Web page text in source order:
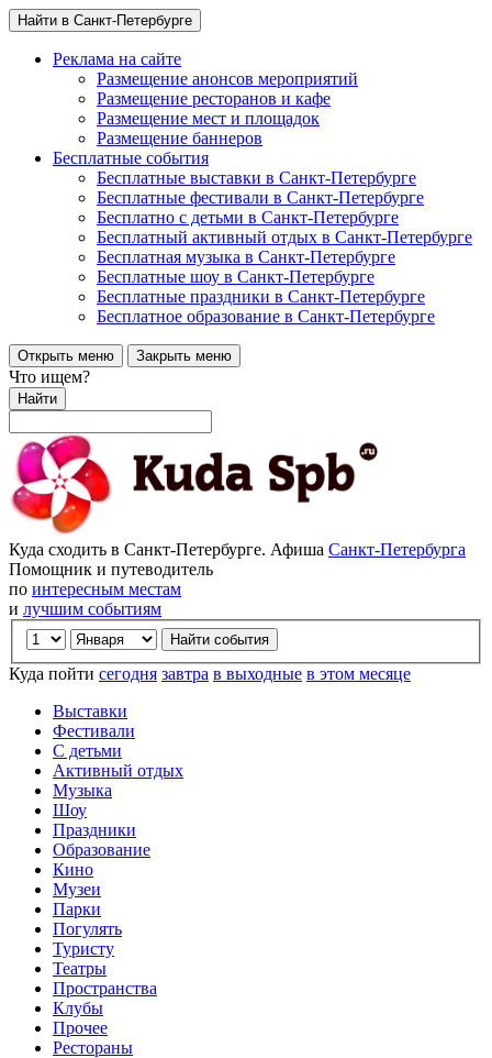
Найти в Санкт-Петербурге
Реклама на сайте
Размещение анонсов мероприятий
Размещение ресторанов и кафе
Размещение мест и площадок
Размещение баннеров
Бесплатные события
Бесплатные выставки в Санкт-Петербурге
Бесплатные фестивали в Санкт-Петербурге
Бесплатно с детьми в Санкт-Петербурге
Бесплатный активный отдых в Санкт-Петербурге
Бесплатная музыка в Санкт-Петербурге
Бесплатные шоу в Санкт-Петербурге
Бесплатные праздники в Санкт-Петербурге
Бесплатное образование в Санкт-Петербурге
Открыть меню Закрыть меню
Что ищем?
Найти
Куда сходить в Санкт-Петербурге. Афиша Санкт-Петербурга
Помощник и путеводитель
по интересным местам
и лучшим событиям
Куда пойти сегодня завтра в выходные в этом месяце
Выставки
Фестивали
С детьми
Активный отдых
Музыка
Шоу
Праздники
Образование
Кино
Музеи
Парки
Погулять
Туристу
Театры
Пространства
Клубы
Прочее
Рестораны